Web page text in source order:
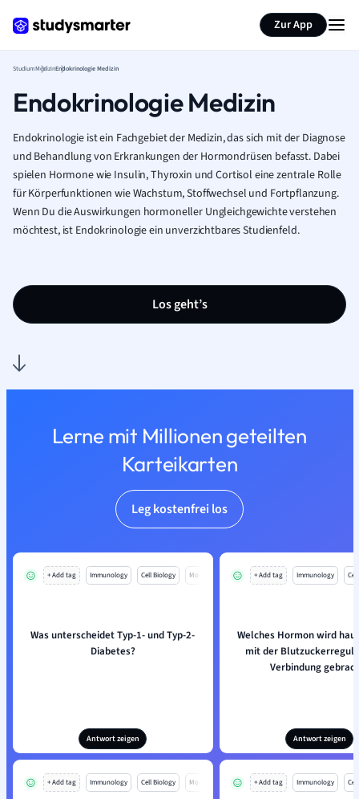
Zur App
StudiumMedizinEndokrinologie Medizin
Endokrinologie Medizin
Endokrinologie ist ein Fachgebiet der Medizin, das sich mit der Diagnose
und Behandlung von Erkrankungen der Hormondrüsen befasst. Dabei
spielen Hormone wie Insulin, Thyroxin und Cortisol eine zentrale Rolle
für Körperfunktionen wie Wachstum, Stoffwechsel und Fortpflanzung.
Wenn Du die Auswirkungen hormoneller Ungleichgewichte verstehen
möchtest, ist Endokrinologie ein unverzichtbares Studienfeld.
Los geht’s
Lerne mit Millionen geteilten
Karteikarten
Leg kostenfrei los
+ Add tag Immunology Cell Biology Mo
Was unterscheidet Typ-1- und Typ-2-
Diabetes?
Antwort zeigen
+ Add tag Immunology
Welches Hormon wird
mit der
Verbindung
Antwort zeigen
+ Add tag Immunology Cell Biology Mo + Add tag Immunology